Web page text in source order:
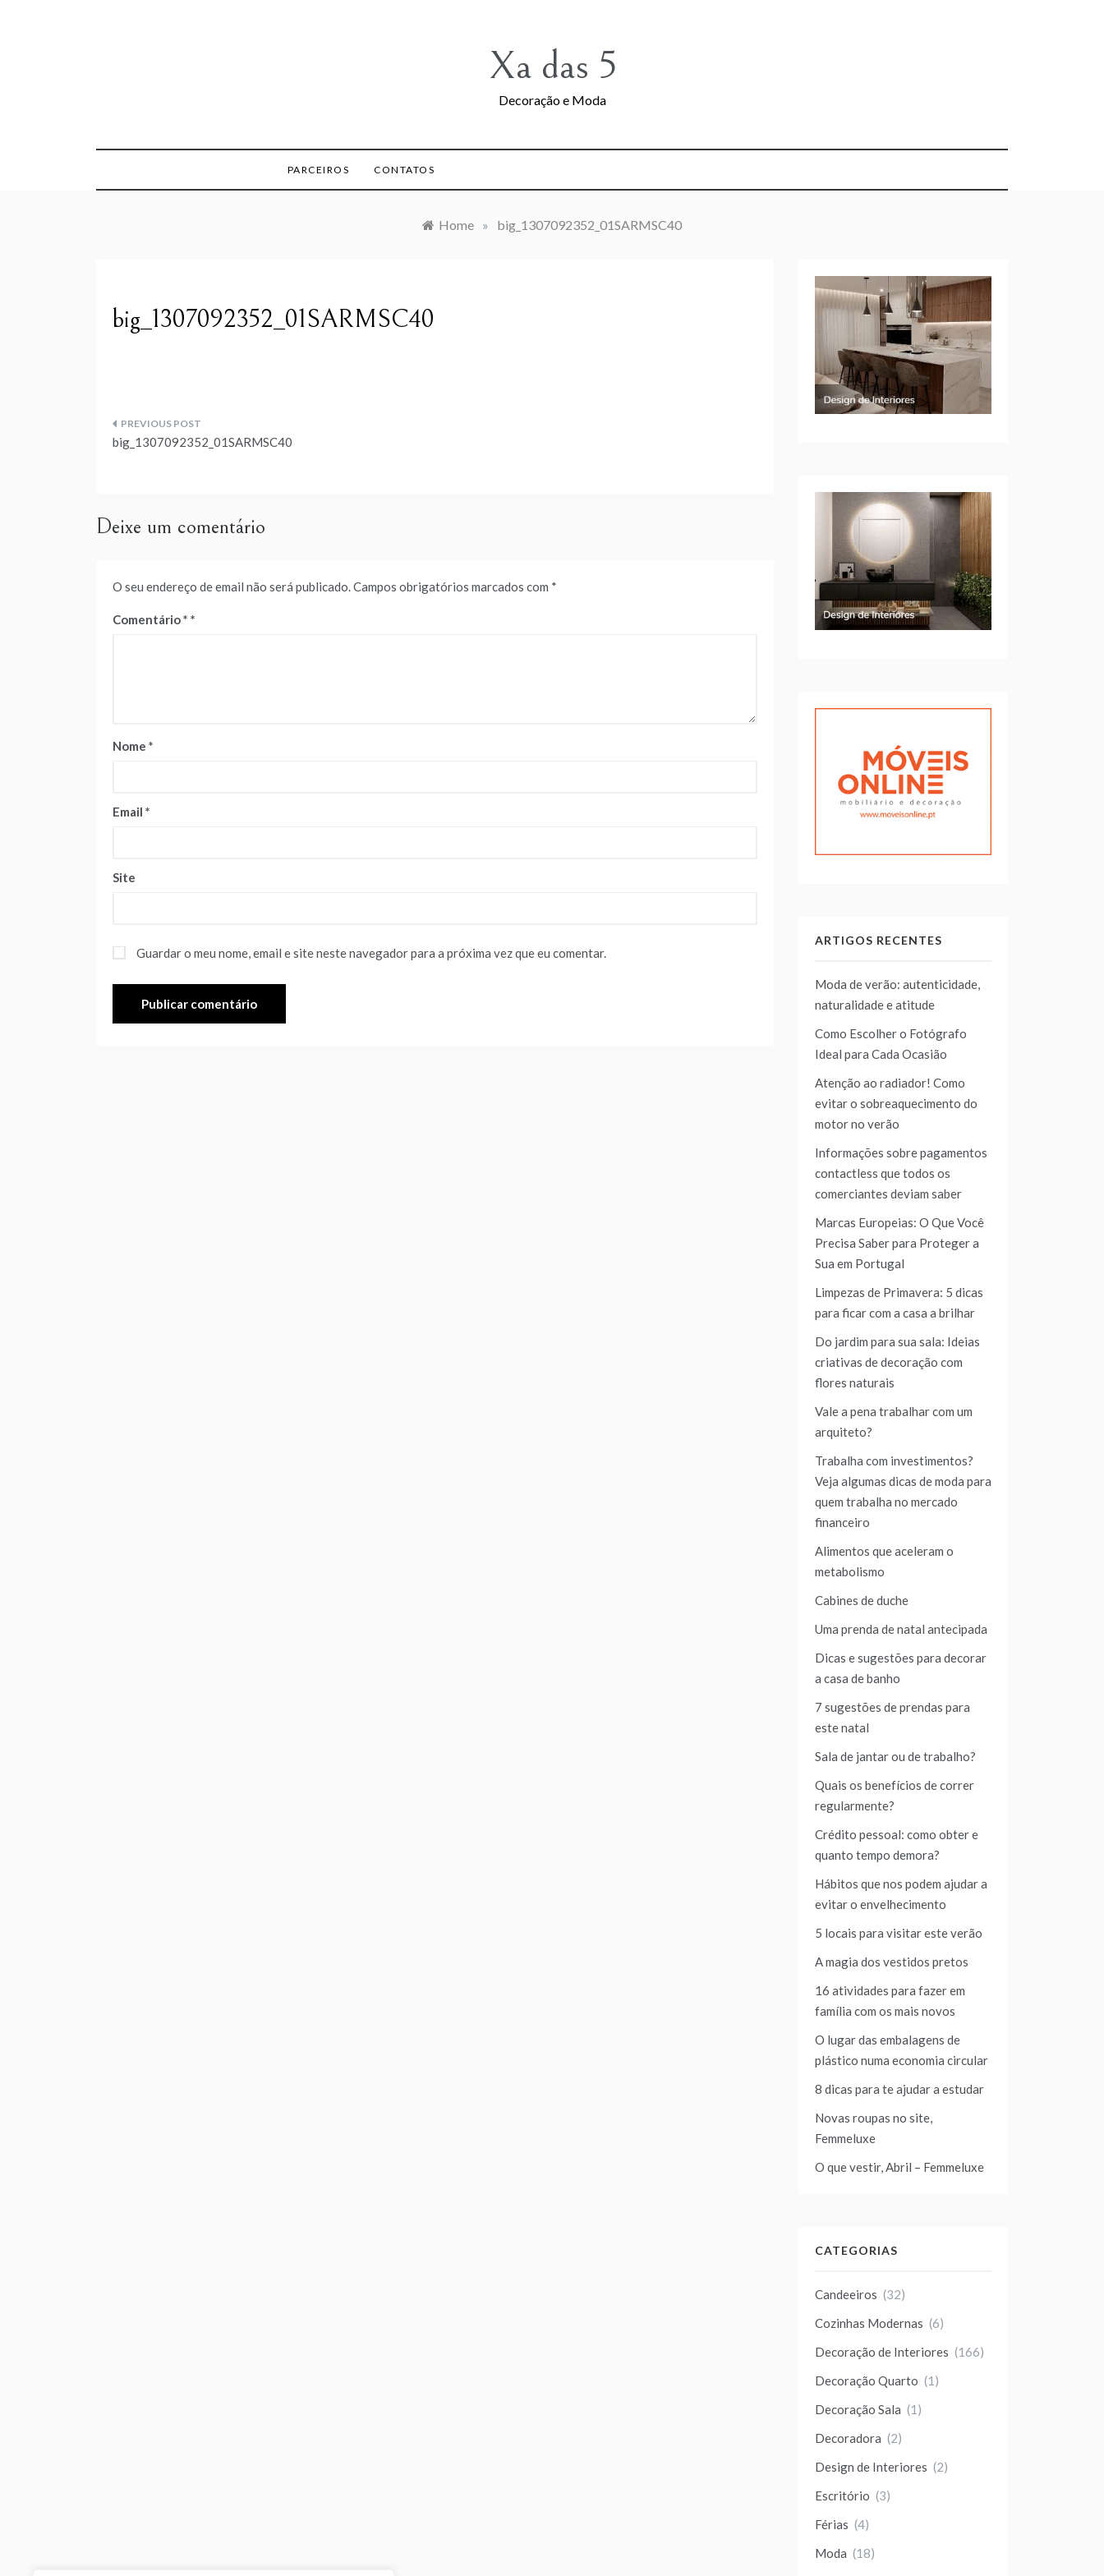
Xa das 5
Decoração e Moda
PARCEIROS CONTATOS
Home » big_1307092352_01SARMSC40
big_1307092352_01SARMSC40
Navegação
big_1307092352_01SARMSC40
Deixe um comentário
O seu endereço de email não será publicado.Campos obrigatórios marcados com *
Comentário*
Nome *
Email *
Site
Guardar o meu nome, email e site neste navegador para a próxima vez que eu comentar.
ARTIGOS RECENTES
Moda de verão: autenticidade,
naturalidade e atitude
Como Escolher o Fotógrafo
Ideal para Cada Ocasião
Atenção ao radiador! Como
evitar o sobreaquecimento do
motor no verão
Informações sobre pagamentos
contactless que todos os
comerciantes deviam saber
Marcas Europeias: O Que Você
Precisa Saber para Proteger a
Sua em Portugal
Limpezas de Primavera: 5 dicas
para ficar com a casa a brilhar
Do jardim para sua sala: Ideias
criativas de decoração com
flores naturais
Vale a pena trabalhar com um
arquiteto?
Trabalha com investimentos?
Veja algumas dicas de moda para
quem trabalha no mercado
financeiro
Alimentos que aceleram o
metabolismo
Cabines de duche
Uma prenda de natal antecipada
Dicas e sugestões para decorar
a casa de banho
7 sugestões de prendas para
este natal
Sala de jantar ou de trabalho?
Quais os benefícios de correr
regularmente?
Crédito pessoal: como obter e
quanto tempo demora?
Hábitos que nos podem ajudar a
evitar o envelhecimento
5 locais para visitar este verão
A magia dos vestidos pretos
16 atividades para fazer em
família com os mais novos
O lugar das embalagens de
plástico numa economia circular
8 dicas para te ajudar a estudar
Novas roupas no site,
Femmeluxe
O que vestir, Abril – Femmeluxe
CATEGORIAS
Candeeiros (32)
Cozinhas Modernas (6)
Decoração de Interiores (166)
Decoração Quarto (1)
Decoração Sala (1)
Decoradora (2)
Design de Interiores (2)
Escritório (3)
Férias (4)
Moda (18)